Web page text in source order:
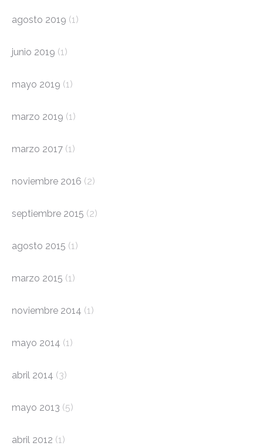
agosto 2019 (1)
junio 2019 (1)
mayo 2019 (1)
marzo 2019 (1)
marzo 2017 (1)
noviembre 2016 (2)
septiembre 2015 (2)
agosto 2015 (1)
marzo 2015 (1)
noviembre 2014 (1)
mayo 2014 (1)
abril 2014 (3)
mayo 2013 (5)
abril 2012 (1)